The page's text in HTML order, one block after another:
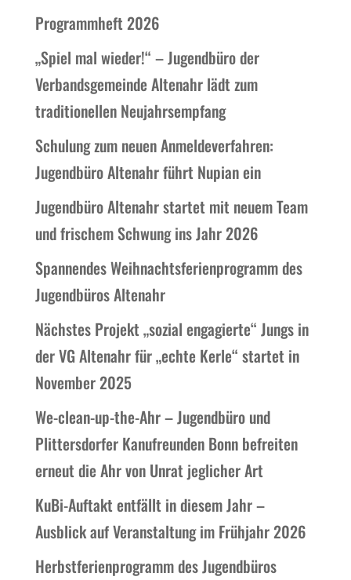
Programmheft 2026
„Spiel mal wieder!“ – Jugendbüro der
Verbandsgemeinde Altenahr lädt zum
traditionellen Neujahrsempfang
Schulung zum neuen Anmeldeverfahren:
Jugendbüro Altenahr führt Nupian ein
Jugendbüro Altenahr startet mit neuem Team
und frischem Schwung ins Jahr 2026
Spannendes Weihnachtsferienprogramm des
Jugendbüros Altenahr
Nächstes Projekt „sozial engagierte“ Jungs in
der VG Altenahr für „echte Kerle“ startet in
November 2025
We-clean-up-the-Ahr – Jugendbüro und
Plittersdorfer Kanufreunden Bonn befreiten
erneut die Ahr von Unrat jeglicher Art
KuBi-Auftakt entfällt in diesem Jahr –
Ausblick auf Veranstaltung im Frühjahr 2026
Herbstferienprogramm des Jugendbüros